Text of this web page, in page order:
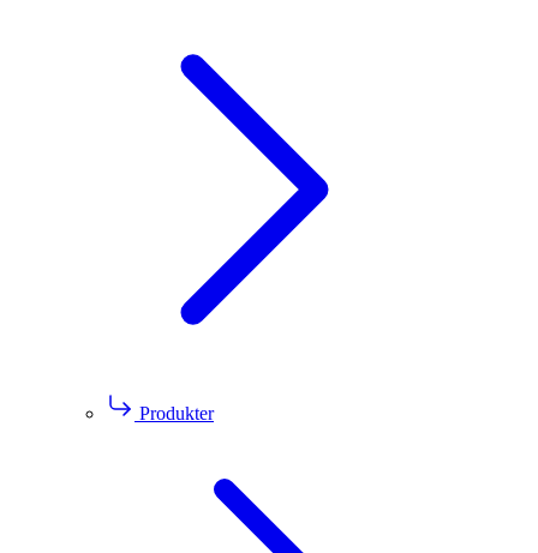
Produkter